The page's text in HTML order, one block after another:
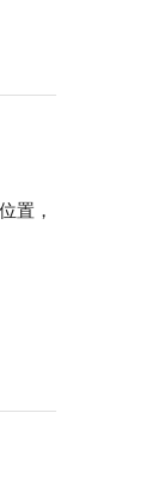
置，